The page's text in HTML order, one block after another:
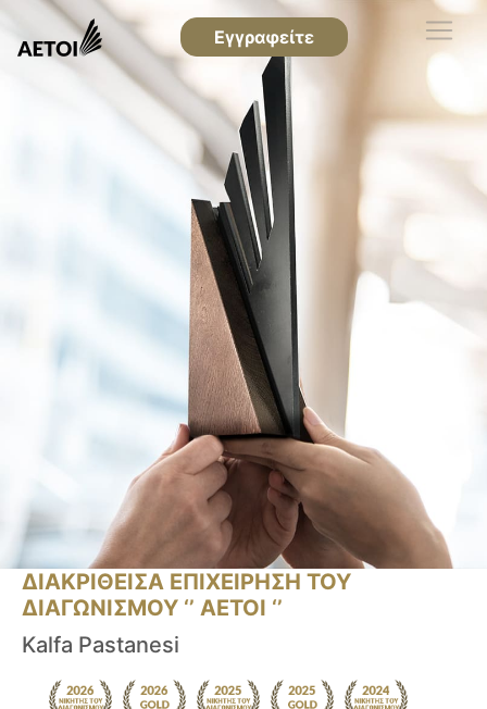
Εγγραφείτε
ΔΙΑΚΡΙΘΕΙΣΑ ΕΠΙΧΕΙΡΗΣΗ ΤΟΥ
ΔΙΑΓΩΝΙΣΜΟΥ ‘’ ΑΕΤΟΙ ‘’
Kalfa Pastanesi